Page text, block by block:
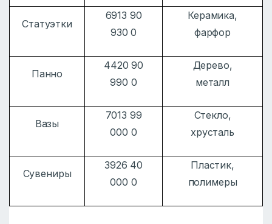
Статуэтки
6913 90
930 0
Керамика,
фарфор
Панно
4420 90
990 0
Дерево,
металл
Вазы
7013 99
000 0
Стекло,
хрусталь
Сувениры
3926 40
000 0
Пластик,
полимеры